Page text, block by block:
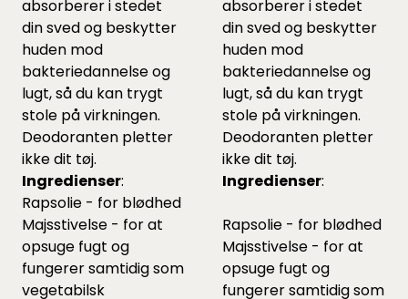
absorberer i stedet
din sved og beskytter
huden mod
bakteriedannelse og
lugt, så du kan trygt
stole på virkningen.
Deodoranten pletter
ikke dit tøj.
Ingredienser:
Rapsolie - for blødhed
Majsstivelse - for at
opsuge fugt og
fungerer samtidig som
vegetabilsk
absorberer i stedet
din sved og beskytter
huden mod
bakteriedannelse og
lugt, så du kan trygt
stole på virkningen.
Deodoranten pletter
ikke dit tøj.
Ingredienser:
Rapsolie - for blødhed
Majsstivelse - for at
opsuge fugt og
fungerer samtidig som